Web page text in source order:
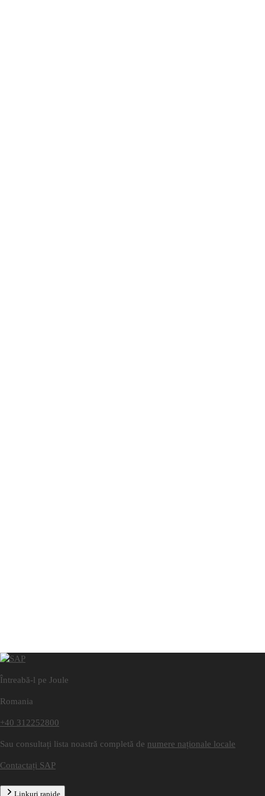
Întreabă-l pe Joule
Romania
+40 312252800
Sau consultați lista noastră completă de numere naționale locale
Contactați SAP
Linkuri rapide